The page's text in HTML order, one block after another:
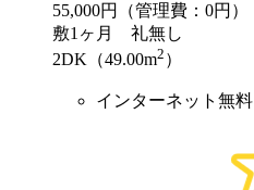
55,000円（管理費：0円）
敷1ヶ月 礼無し
2DK（49.00m2 ）
インターネット無料